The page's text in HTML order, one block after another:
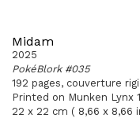
Midam
2025
PokéBlork #035
192 pages, couverture
Printed on Munken Lynx
22 x 22 cm ( 8,66 x 8,66